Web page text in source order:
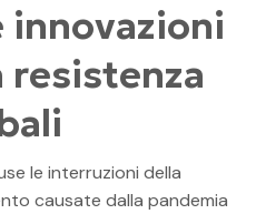
innovazioni
le interruzioni della
causate dalla pandemia